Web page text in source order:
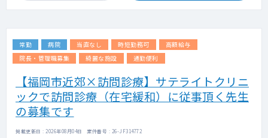
常勤 病院 当直なし 時短勤務可
高額給与
院長・管理職募集
綺麗な施設 通勤便利
【福岡市近郊×訪問診療】サテライトクリニ
ックで訪問診療（在宅緩和）に従事頂く先生
の募集です
掲載更新日 : 2026年08月04日 案件番号 : 26-JF314772